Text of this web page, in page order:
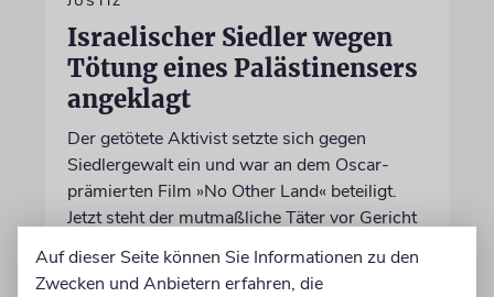
Israelischer Siedler wegen
Tötung eines Palästinensers
angeklagt
Der getötete Aktivist setzte sich gegen
Siedlergewalt ein und war an dem Oscar-
prämierten Film »No Other Land« beteiligt.
Jetzt steht der mutmaßliche Täter vor Gericht
07.08.2026
Auf dieser Seite können Sie Informationen zu den
Zwecken und Anbietern erfahren, die